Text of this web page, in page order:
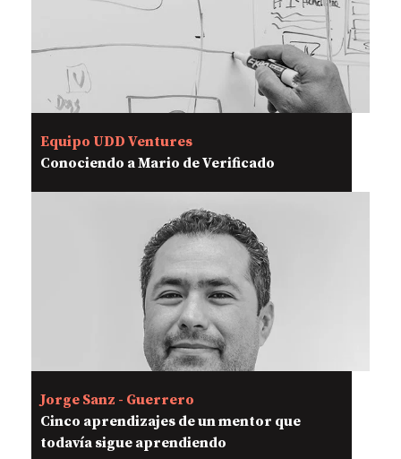
Equipo UDD Ventures
Conociendo a Mario de Verificado
Jorge Sanz - Guerrero
Cinco aprendizajes de un mentor que
todavía sigue aprendiendo